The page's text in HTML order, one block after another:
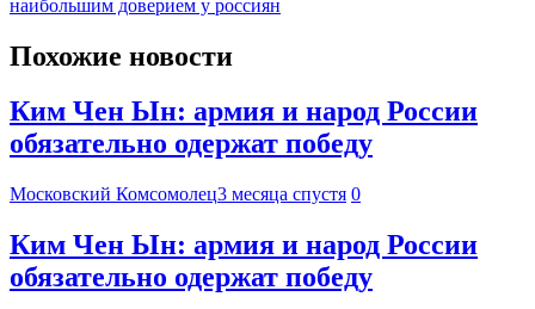
наибольшим доверием у россиян
Похожие новости
Ким Чен Ын: армия и народ России
обязательно одержат победу
Московский Комсомолец3 месяца спустя 0
Ким Чен Ын: армия и народ России
обязательно одержат победу